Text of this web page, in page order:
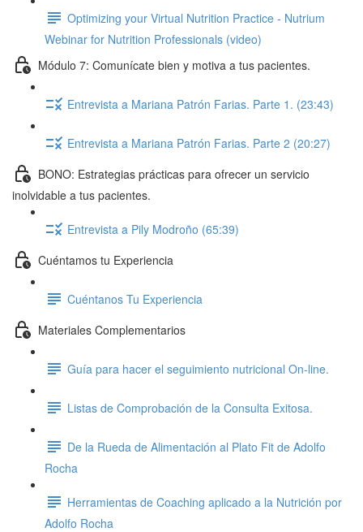
Optimizing your Virtual Nutrition Practice - Nutrium
Webinar for Nutrition Professionals (video)
Módulo 7: Comunícate bien y motiva a tus pacientes.
Entrevista a Mariana Patrón Farias. Parte 1. (23:43)
Entrevista a Mariana Patrón Farias. Parte 2 (20:27)
BONO: Estrategias prácticas para ofrecer un servicio
inolvidable a tus pacientes.
Entrevista a Pily Modroño (65:39)
Cuéntamos tu Experiencia
Cuéntanos Tu Experiencia
Materiales Complementarios
Guía para hacer el seguimiento nutricional On-line.
Listas de Comprobación de la Consulta Exitosa.
De la Rueda de Alimentación al Plato Fit de Adolfo
Rocha
Herramientas de Coaching aplicado a la Nutrición por
Adolfo Rocha